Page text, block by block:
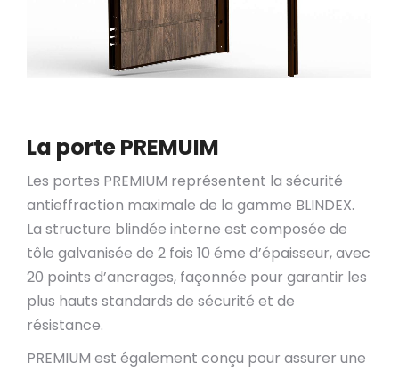
La porte PREMUIM
Les portes PREMIUM représentent la sécurité
antieffraction maximale de la gamme BLINDEX.
La structure blindée interne est composée de
tôle galvanisée de 2 fois 10 éme d’épaisseur, avec
20 points d’ancrages, façonnée pour garantir les
plus hauts standards de sécurité et de
résistance.
PREMIUM est également conçu pour assurer une